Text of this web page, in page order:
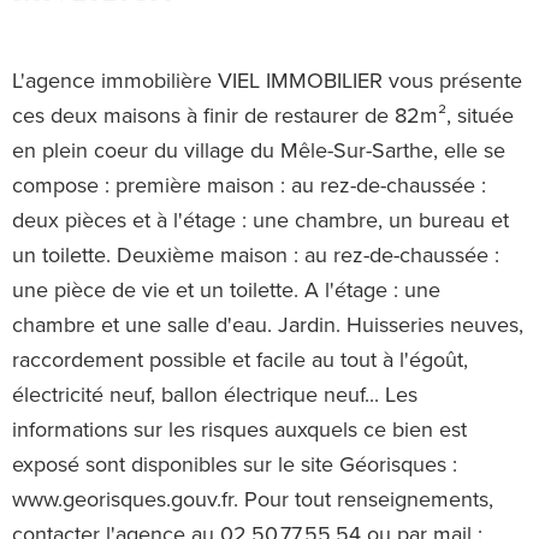
L'agence immobilière VIEL IMMOBILIER vous présente
ces deux maisons à finir de restaurer de 82m², située
en plein coeur du village du Mêle-Sur-Sarthe, elle se
compose : première maison : au rez-de-chaussée :
deux pièces et à l'étage : une chambre, un bureau et
un toilette. Deuxième maison : au rez-de-chaussée :
une pièce de vie et un toilette. A l'étage : une
chambre et une salle d'eau. Jardin. Huisseries neuves,
raccordement possible et facile au tout à l'égoût,
électricité neuf, ballon électrique neuf... Les
informations sur les risques auxquels ce bien est
exposé sont disponibles sur le site Géorisques :
www.georisques.gouv.fr. Pour tout renseignements,